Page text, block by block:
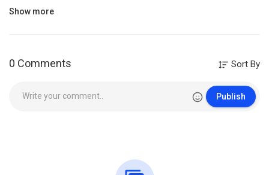
Show more
0 Comments Sort By
Publish